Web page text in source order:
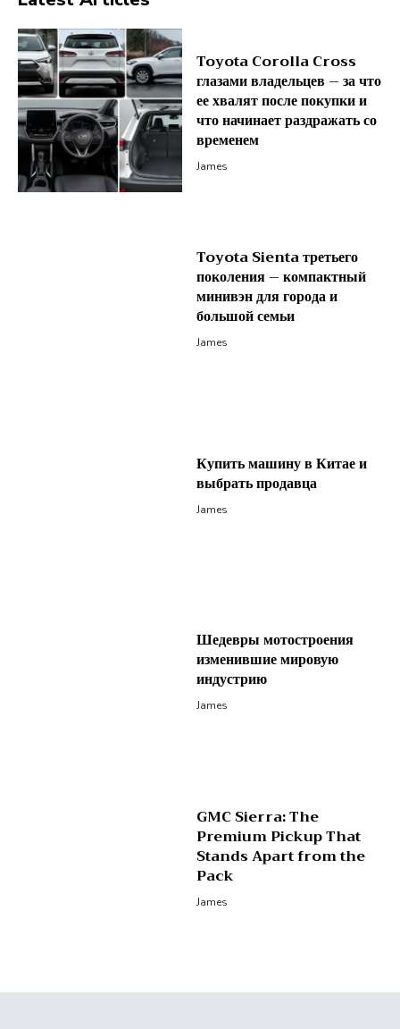
Toyota Corolla Cross
глазами владельцев – за что
ее хвалят после покупки и
что начинает раздражать со
временем
James
Toyota Sienta третьего
поколения – компактный
минивэн для города и
большой семьи
James
Купить машину в Китае и
выбрать продавца
James
Шедевры мотостроения
изменившие мировую
индустрию
James
GMC Sierra: The
Premium Pickup That
Stands Apart from the
Pack
James